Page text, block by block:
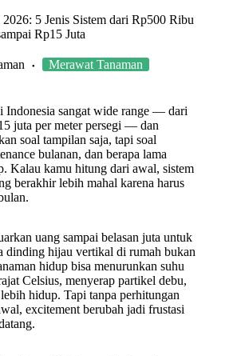
5 Jenis Sistem dari Rp500 Ribu
Rp15 Juta
Merawat Tanaman
Indonesia sangat wide range — dari
juta per meter persegi — dan
soal tampilan saja, tapi soal
bulanan, dan berapa lama
Kalau kamu hitung dari awal, sistem
berakhir lebih mahal karena harus
uang sampai belasan juta untuk
dinding hijau vertikal di rumah bukan
hidup bisa menurunkan suhu
Celsius, menyerap partikel debu,
hidup. Tapi tanpa perhitungan
excitement berubah jadi frustasi